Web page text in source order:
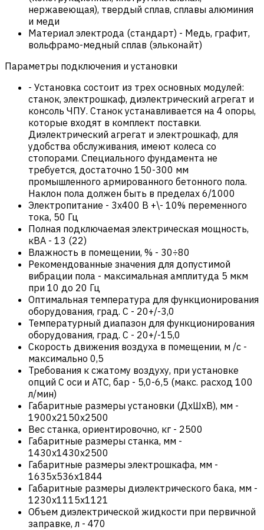
нержавеющая), твердый сплав, сплавы алюминия
и меди
Материал электрода (стандарт) - Медь, графит,
вольфрамо-медный сплав (эльконайт)
Параметры подключения и установки
- Установка состоит из трех основных модулей:
станок, электрошкаф, диэлектрический агрегат и
консоль ЧПУ. Станок устанавливается на 4 опоры,
которые входят в комплект поставки.
Диэлектрический агрегат и электрошкаф, для
удобства обслуживания, имеют колеса со
стопорами. Специального фундамента не
требуется, достаточно 150-300 мм
промышленного армированного бетонного пола.
Наклон пола должен быть в пределах 6/1000
Электропитание - 3х400 В +\- 10% переменного
тока, 50 Гц
Полная подключаемая электрическая мощность,
кВА - 13 (22)
Влажность в помещении, % - 30÷80
Рекомендованные значения для допустимой
вибрации пола - максимальная амплитуда 5 мкм
при 10 до 20 Гц
Оптимальная температура для функционирования
оборудования, град. С - 20+/-3,0
Температурный диапазон для функционирования
оборудования, град. С - 20+/-15,0
Скорость движения воздуха в помещении, м /с -
максимально 0,5
Требования к сжатому воздуху, при установке
опций С оси и ATC, бар - 5,0-6,5 (макс. расход 100
л/мин)
Габаритные размеры установки (ДхШхВ), мм -
1900x2150x2500
Вес станка, ориентировочно, кг - 2500
Габаритные размеры станка, мм -
1430х1430х2500
Габаритные размеры электрошкафа, мм -
1635х536х1844
Габаритные размеры диэлектрического бака, мм -
1230х1115х1121
Объем диэлектрической жидкости при первичной
заправке, л - 470